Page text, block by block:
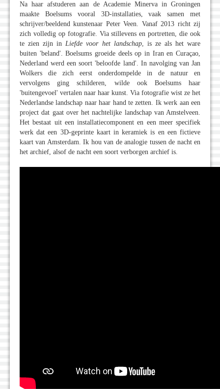
Na haar afstuderen aan de Academie Minerva in Groningen
maakte Boelsums vooral 3D-installaties, vaak samen met
schrijver/beeldend kunstenaar Peter Veen. Vanaf 2013 richt zij
zich volledig op fotografie. Via stillevens en portretten, die ook
te zien zijn inLiefde voor het landschap, is ze als het ware
buiten 'beland'. Boelsums groeide deels op in Iran en Curaçao,
Nederland werd een soort 'beloofde land'. In navolging van Jan
Wolkers die zich eerst onderdompelde in de natuur en
vervolgens ging schilderen, wilde ook Boelsums haar
'buitengevoel' vertalen naar haar kunst. Via fotografie wist ze het
Nederlandse landschap naar haar hand te zetten. Ik werk aan een
project dat gaat over het nachtelijke landschap van Amstelveen.
Het bestaat uit een installatiecomponent en een meer specifiek
werk dat een 3D-geprinte kaart in keramiek is en een fictieve
kaart van Amsterdam. Ik hou van de analogie tussen de nacht en
het archief, alsof de nacht een soort verborgen archief is.